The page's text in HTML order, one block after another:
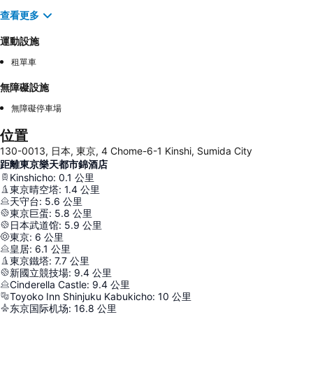
查看更多
運動設施
租單車
無障礙設施
無障礙停車場
位置
130-0013, 日本, 東京, 4 Chome-6-1 Kinshi, Sumida City
距離東京樂天都市錦酒店
Kinshicho: 0.1 公里
東京晴空塔: 1.4 公里
天守台: 5.6 公里
東京巨蛋: 5.8 公里
日本武道馆: 5.9 公里
東京: 6 公里
皇居: 6.1 公里
東京鐵塔: 7.7 公里
新國立競技場: 9.4 公里
Cinderella Castle: 9.4 公里
Toyoko Inn Shinjuku Kabukicho: 10 公里
东京国际机场: 16.8 公里